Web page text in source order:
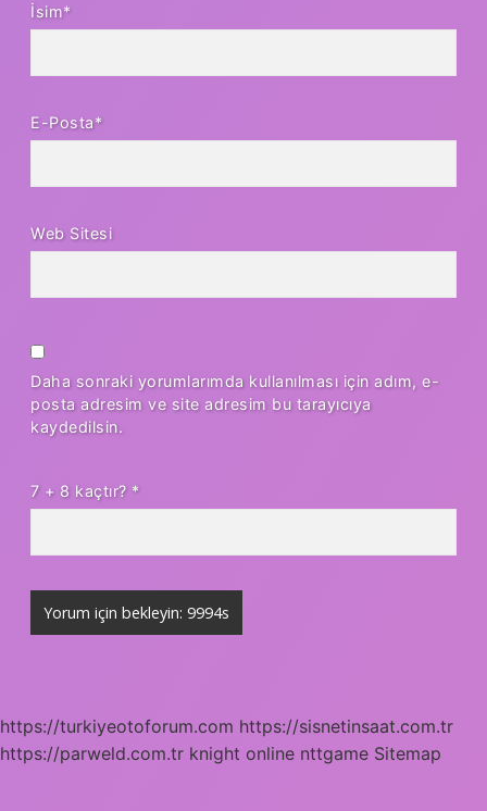
İsim*
E-Posta*
Web Sitesi
Daha sonraki yorumlarımda kullanılması için adım, e-
posta adresim ve site adresim bu tarayıcıya
kaydedilsin.
7 + 8 kaçtır? *
https://turkiyeotoforum.com https://sisnetinsaat.com.tr
https://parweld.com.tr knight online nttgame Sitemap